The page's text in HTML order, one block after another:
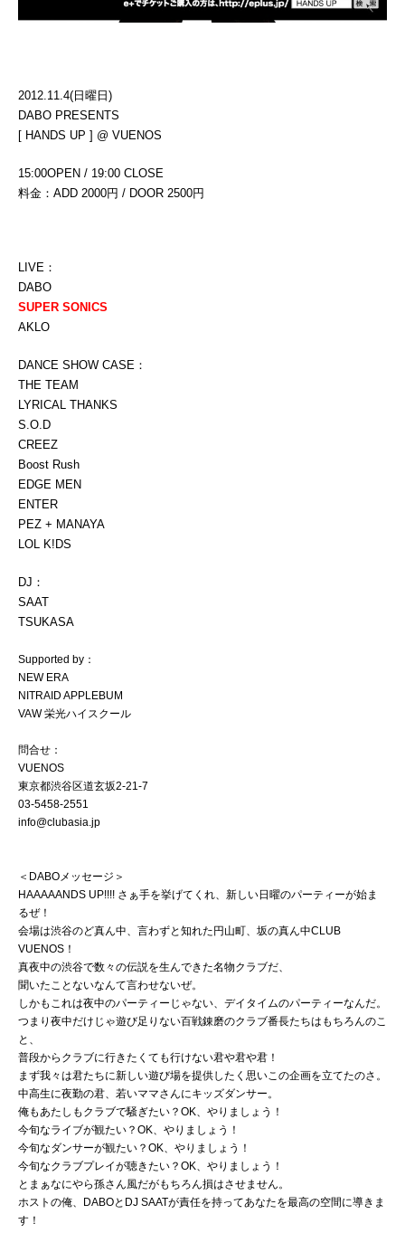
2012.11.4(日曜日)
DABO PRESENTS
[ HANDS UP ] @ VUENOS
15:00OPEN / 19:00 CLOSE
料金：ADD 2000円 / DOOR 2500円
LIVE：
DABO
SUPER SONICS
AKLO
DANCE SHOW CASE：
THE TEAM
LYRICAL THANKS
S.O.D
CREEZ
Boost Rush
EDGE MEN
ENTER
PEZ + MANAYA
LOL K!DS
DJ：
SAAT
TSUKASA
Supported by：
NEW ERA
NITRAID APPLEBUM
VAW 栄光ハイスクール
問合せ：
VUENOS
東京都渋谷区道玄坂2-21-7
03-5458-2551
info@clubasia.jp
＜DABOメッセージ＞
HAAAAANDS UP!!!! さぁ手を挙げてくれ、新しい日曜のパーティーが始ま
るぜ！
会場は渋谷のど真ん中、言わずと知れた円山町、坂の真ん中CLUB
VUENOS！
真夜中の渋谷で数々の伝説を生んできた名物クラブだ、
聞いたことないなんて言わせないぜ。
しかもこれは夜中のパーティーじゃない、デイタイムのパーティーなんだ。
つまり夜中だけじゃ遊び足りない百戦錬磨のクラブ番長たちはもちろんのこ
と、
普段からクラブに行きたくても行けない君や君や君！
まず我々は君たちに新しい遊び場を提供したく思いこの企画を立てたのさ。
中高生に夜勤の君、若いママさんにキッズダンサー。
俺もあたしもクラブで騒ぎたい？OK、やりましょう！
今旬なライブが観たい？OK、やりましょう！
今旬なダンサーが観たい？OK、やりましょう！
今旬なクラブプレイが聴きたい？OK、やりましょう！
とまぁなにやら孫さん風だがもちろん損はさせません。
ホストの俺、DABOとDJ SAATが責任を持ってあなたを最高の空間に導きま
す！